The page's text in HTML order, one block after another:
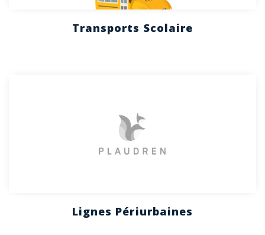
Transports Scolaire
Lignes Périurbaines